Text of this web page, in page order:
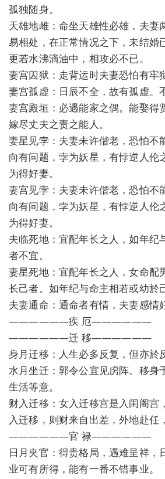
孤独随身。
天雄地雌：命坐天雄性必雄，夫妻
易相处，在正常情况之下，未结婚
更若水沸滴油中，相攻必不已。
妻宫囚狱：走背运时夫妻恐怕有牢
妻宫孤虚：日辰不全，故有孤虚。
妻宫殿垣：必遇能家之偶。能娶得
嫁尽丈夫之责之能人。
妻星见孛：夫妻未许偕老，恐怕不
向有问题，孛为妖星，有悖逆人伦
为得好妻。
妻宫见孛：夫妻未许偕老，恐怕不
向有问题，孛为妖星，有悖逆人伦
为得好妻。
夫临死地：宜配年长之人，如年纪
者不宜。
妻星死地：宜配年长之人，女命配
长己者。如年纪与命主相若或幼於
夫妻通命：通命者有情，夫妻感情
——————疾 厄——————
——————迁 移——————
身月迁移：人生必多反复，但亦於
水月坐迁：郭令公宜见虏阵。移身
生活等意。
财入迁移：女入迁移宫是入闺阁宫
入迁移，则财来自出差，外地赴任
——————官 禄——————
日月夹官：得贵格局，遇难呈祥，
业可有所得，能有一番不错事业。